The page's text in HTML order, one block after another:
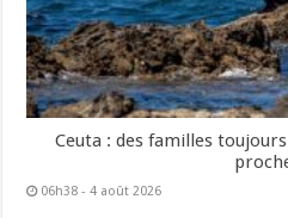
Ceuta : des familles
06h38 - 4 août 2026